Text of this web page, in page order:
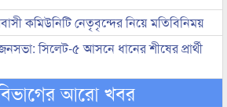
কমিউনিটি নেতৃবৃন্দের নিয়ে মতিবিনিময়
সিলেট-৫ আসনে ধানের শীষের প্রার্থী
আরো খবর